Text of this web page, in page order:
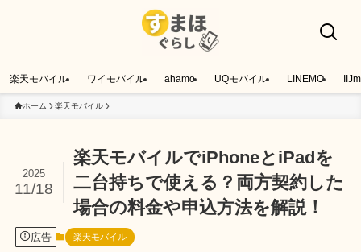
楽天モバイル ワイモバイル ahamo UQモバイル LINEMO
ホーム 楽天モバイル
楽天モバイルでiPhoneとiPadを
二台持ちで使える？両方契約した
場合の料金や申込方法を解説！
2025
11/18
広告 楽天モバイル